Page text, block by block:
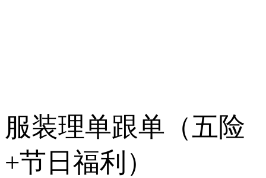
服装理单跟单（五险
+节日福利）